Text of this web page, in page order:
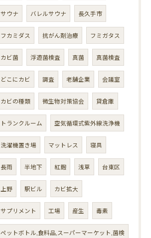
サウナ バレルサウナ 長久手市
フカミダス 抗がん剤治療 フミガタス
カビ菌 浮遊菌検査 真菌 真菌検査
どこにカビ 調査 老舗企業 会議室
カビの種類 微生物対策協会 貸倉庫
トランクルーム 空気循環式紫外線洗浄機
洗濯機置き場 マットレス 寝具
長雨 半地下 紅麹 浅草 台東区
上野 駅ビル カビ拡大
サプリメント 工場 産生 毒素
ペットボトル,食料品,スーパーマーケット,菌検